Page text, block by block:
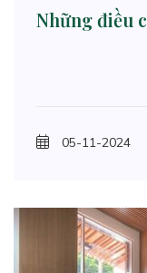
Những điều
05-11-2024